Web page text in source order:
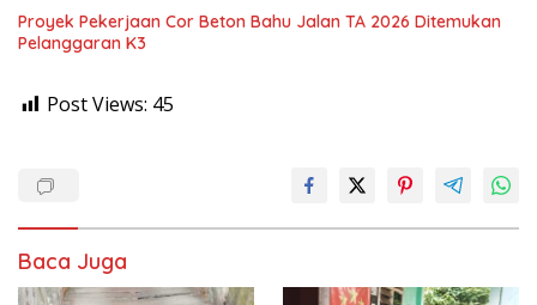
Proyek Pekerjaan Cor Beton Bahu Jalan TA 2026 Ditemukan
Pelanggaran K3
Post Views: 45
Baca Juga